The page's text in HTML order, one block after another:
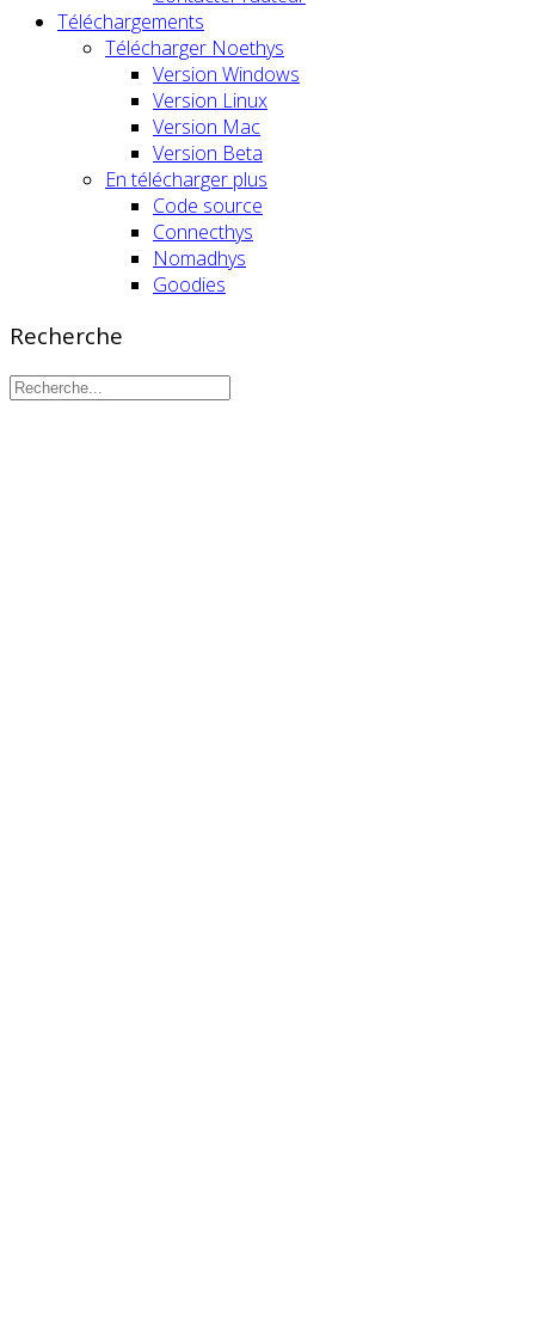
Téléchargements
Télécharger Noethys
Version Windows
Version Linux
Version Mac
Version Beta
En télécharger plus
Code source
Connecthys
Nomadhys
Goodies
Recherche